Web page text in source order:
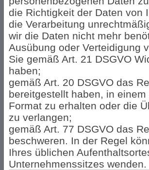
die Richtigkeit der Daten von
die Verarbeitung
wir die Daten nicht mehr
Ausübung oder Verteidigung
Sie gemäß Art. 21 DSGVO
haben;
gemäß Art. 20 DSGVO das
bereitgestellt haben, in
Format zu erhalten oder die
zu verlangen;
gemäß Art. 77 DSGVO das
beschweren. In der Regel
Ihres üblichen
Unternehmenssitzes wenden.